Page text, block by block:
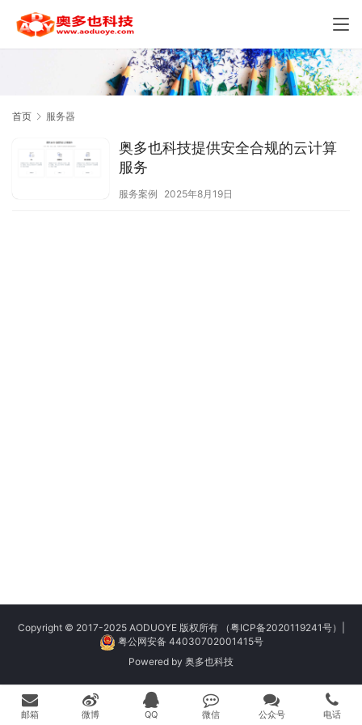
首页 服务器
奥多也科技提供安全合规的云计算
服务
服务案例 2025年8月19日
Copyright © 2017-2025 AODUOYE 版权所有 （粤ICP备2020119241号）
粤公网安备 44030702001415号
Powered by 奥多也科技
邮箱 微博 QQ 微信 公众号 电话